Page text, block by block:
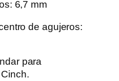
6,7 mm
de agujeros:
para